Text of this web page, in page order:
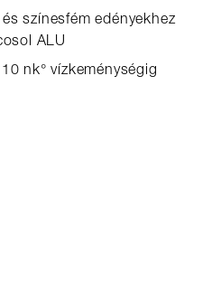
színesfém edényekhez
ALU
nk° vízkeménységig